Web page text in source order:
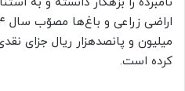
میلیون و پانصدهزار ریال جزای
کرده است.